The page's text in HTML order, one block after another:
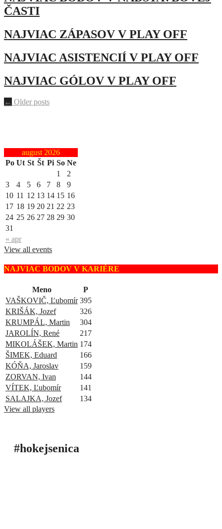
ČASTI
NAJVIAC ZÁPASOV V PLAY OFF
NAJVIAC ASISTENCIÍ V PLAY OFF
NAJVIAC GÓLOV V PLAY OFF
← Older posts
august 2026
Po Ut St Št Pi So Ne
« apr
1
2
3
4 5 6 7 8
9
10 11 12 13 14 15 16
17 18 19 20 21 22 23
24 25 26 27 28 29 30
31
View all events
NAJVIAC BODOV V KARIÉRE
Meno
P
VAŠKOVIČ, Ľubomír 395
KRIŠÁK, Jozef
326
KRUMPÁL, Martin
304
JAROLÍN, René
217
MIKOLÁŠEK, Martin 174
ŠIMEK, Eduard
166
KÓŇA, Jaroslav
159
ZORVAN, Ivan
144
VÍTEK, Ľubomír
141
SALAJKA, Jozef
134
View all players
#hokejsenica